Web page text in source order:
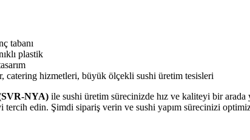
tabanı
plastik
catering hizmetleri, büyük ölçekli sushi üretim tesisleri
NYA) ile sushi üretim sürecinizde hız ve kaliteyi bir
edin. Şimdi sipariş verin ve sushi yapım sürecinizi